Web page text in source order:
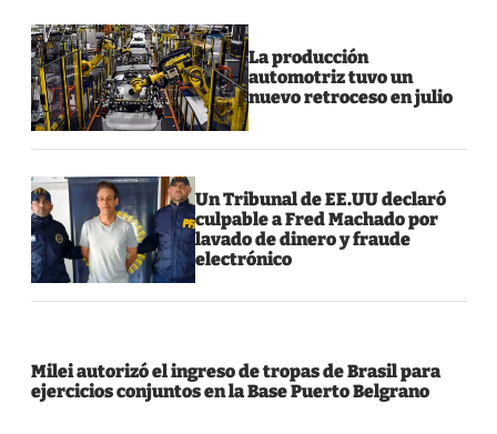
La producción
automotriz tuvo un
nuevo retroceso en julio
Un Tribunal de EE.UU declaró
culpable a Fred Machado por
lavado de dinero y fraude
electrónico
Milei autorizó el ingreso de tropas de Brasil para
ejercicios conjuntos en la Base Puerto Belgrano